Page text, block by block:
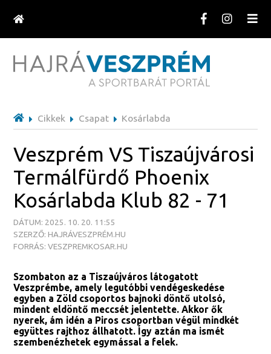
Cikkek Csapat Kosárlabda
Veszprém VS Tiszaújvárosi
Termálfürdő Phoenix
Kosárlabda Klub 82 - 71
DÁTUM: 2025. 10. 20. 11:55
SZERZŐ: HAJRÁVESZPRÉM.HU
FORRÁS: VESZPREMKOSAR.HU
Szombaton az a Tiszaújváros látogatott
Veszprémbe, amely legutóbbi vendégeskedése
egyben a Zöld csoportos bajnoki döntő utolsó,
mindent eldöntő meccsét jelentette. Akkor ők
nyerek, ám idén a Piros csoportban végül mindkét
együttes rajthoz állhatott. Így aztán ma ismét
szembenézhetek egymással a felek.